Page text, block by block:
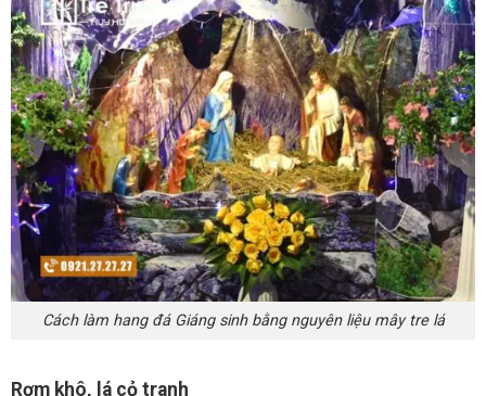
Cách làm hang đá Giáng sinh bằng nguyên liệu mây tre lá
Rơm khô, lá cỏ tranh